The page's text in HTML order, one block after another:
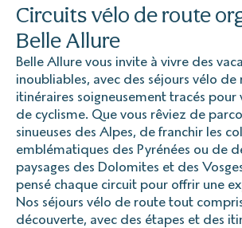
Circuits vélo de route
Belle Allure
Belle Allure vous invite à vivre des
inoubliables, avec des séjours vélo de
itinéraires soigneusement tracés pour
de cyclisme. Que vous rêviez de
sinueuses des Alpes, de franchir les
emblématiques des Pyrénées ou de
paysages des Dolomites et des
pensé chaque circuit pour offrir une
Nos séjours vélo de route tout
découverte, avec des étapes et des